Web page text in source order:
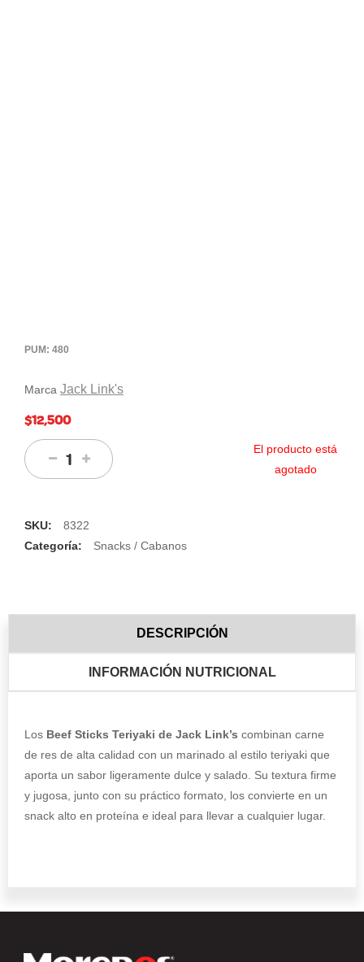
PUM: 480
Marca Jack Link's
$12,500
El producto está
agotado
SKU:
8322
Categoría:
Snacks / Cabanos
DESCRIPCIÓN
INFORMACIÓN NUTRICIONAL
Los Beef Sticks Teriyaki de Jack Link’s combinan carne
de res de alta calidad con un marinado al estilo teriyaki que
aporta un sabor ligeramente dulce y salado. Su textura firme
y jugosa, junto con su práctico formato, los convierte en un
snack alto en proteína e ideal para llevar a cualquier lugar.